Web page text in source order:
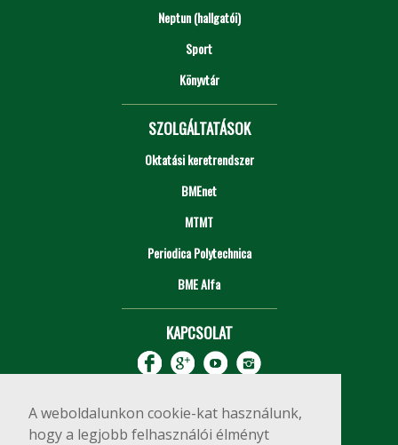
A weboldalunkon cookie-kat használunk,
hogy a legjobb felhasználói élményt
Neptun (hallgatói)
Sport
Könyvtár
SZOLGÁLTATÁSOK
Oktatási keretrendszer
BMEnet
MTMT
Periodica Polytechnica
BME Alfa
KAPCSOLAT